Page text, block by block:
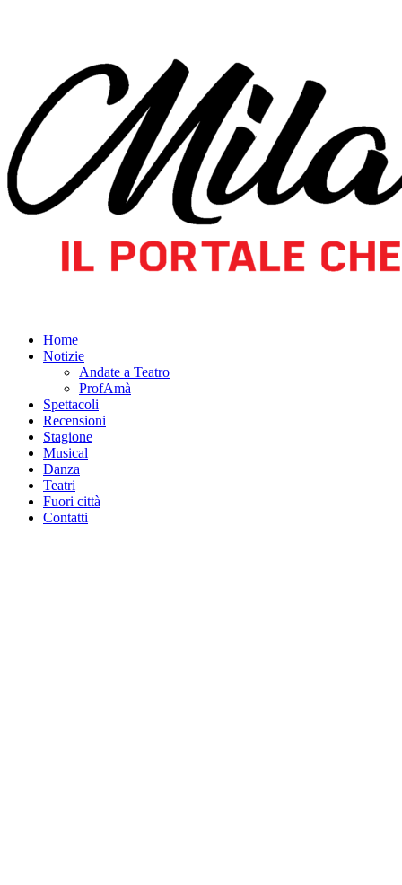
Home
Notizie
Andate a Teatro
ProfAmà
Spettacoli
Recensioni
Stagione
Musical
Danza
Teatri
Fuori città
Contatti